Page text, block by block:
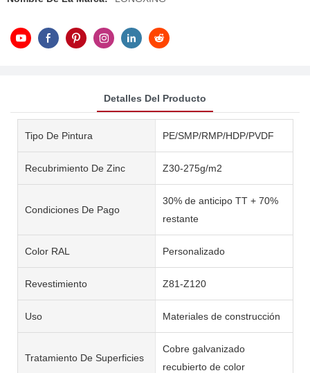
Detalles Del Producto
Tipo De Pintura PE/SMP/RMP/HDP/PVDF
Recubrimiento De Zinc Z30-275g/m2
Condiciones De Pago
30% de anticipo TT + 70%
restante
Color RAL Personalizado
Revestimiento Z81-Z120
Uso Materiales de construcción
Tratamiento De Superficies
Cobre galvanizado
recubierto de color